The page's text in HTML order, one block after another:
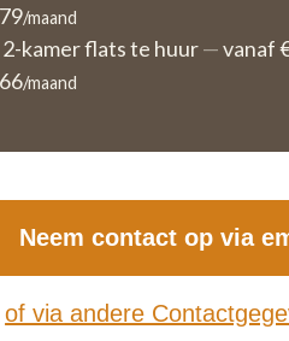
/maand
2-kamer flats te huur—vanaf
/maand
Neem contact op via
of via andere